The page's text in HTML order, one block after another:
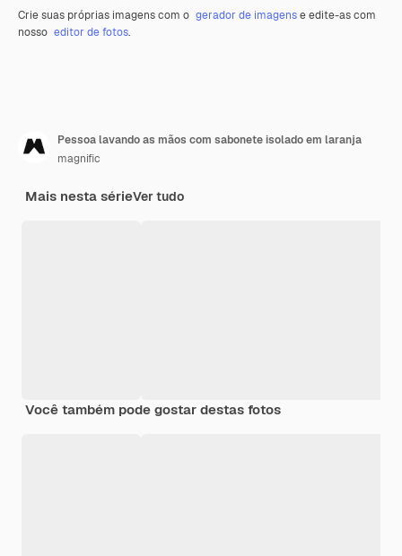
Crie suas próprias imagens com o gerador de imagense edite-as com
nosso editor de fotos.
Pessoa lavando as mãos com sabonete isolado em laranja
magnific
Mais nesta sérieVer tudo
Você também pode gostar destas fotos